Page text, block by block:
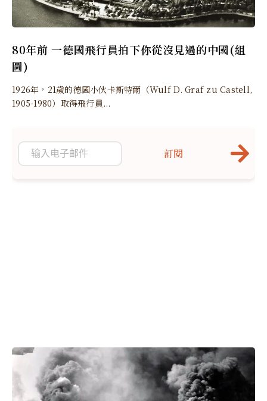
80年前 一德國飛行員拍下你從沒見過的中國(組
圖)
1926年，21歲的德國小伙卡斯特爾（Wulf D. Graf zu Castell,
1905-1980）取得飛行員...
訂閱